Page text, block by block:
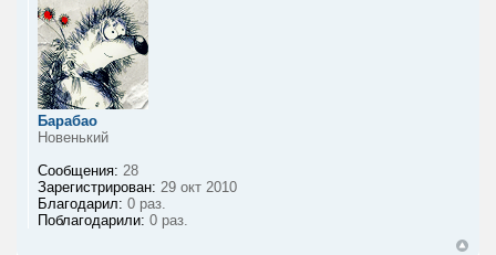
Барабао
Новенький
Сообщения: 28
Зарегистрирован: 29 окт 2010
Благодарил: 0 раз.
Поблагодарили: 0 раз.